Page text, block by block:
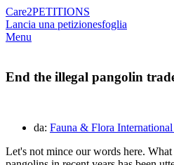
Care2PETITIONS
Lancia una petizionesfoglia
Menu
End the illegal pangolin
da: Fauna & Flora
Let's not mince our words here.